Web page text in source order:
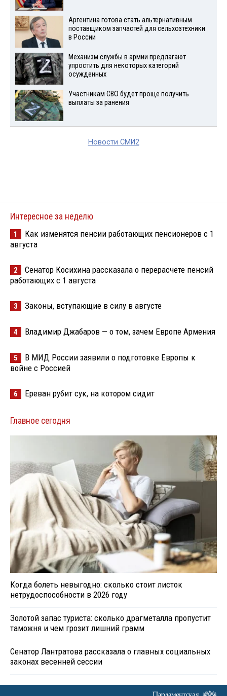
Аргентина готова стать альтернативным
поставщиком запчастей для сельхозтехники
в России
Механизм службы в армии предлагают
упростить для некоторых категорий
осужденных
Участникам СВО будет проще получить
выплаты за ранения
Новости СМИ2
Интересное за неделю
1
Как изменятся пенсии работающих пенсионеров с 1
августа
2
Сенатор Косихина рассказала о перерасчете пенсий
работающих с 1 августа
3 Законы, вступающие в силу в августе
4 Владимир Джабаров — о том, зачем Европе Армения
5
В МИД России заявили о подготовке Европы к
войне с Россией
6 Ереван рубит сук, на котором сидит
Главное сегодня
Когда болеть невыгодно: сколько стоит листок
нетрудоспособности в 2026 году
Золотой запас туриста: сколько драгметалла пропустит
таможня и чем грозит лишний грамм
Сенатор Лантратова рассказала о главных социальных
законах весенней сессии